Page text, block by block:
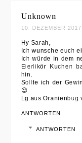
Unknown
10. DEZEMBER
Hy Sarah,
Ich wunsche euch
Ich würde in dem
Eierlikör Kuchen
hin.
Sollte ich der
😉
Lg aus Oranienbug
ANTWORTEN
ANTWORTEN